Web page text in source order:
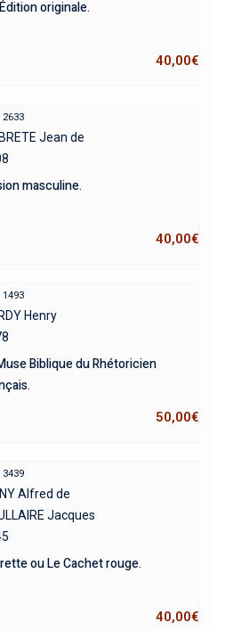
originale.
40,00€
2633
Jean de
masculine.
40,00€
1493
Henry
Biblique du Rhétoricien
50,00€
3439
Alfred de
Jacques
ou Le Cachet rouge.
40,00€